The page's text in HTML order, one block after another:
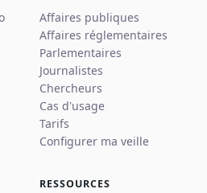
Affaires publiques
Affaires réglementaires
Parlementaires
Journalistes
Chercheurs
Cas d'usage
Tarifs
Configurer ma veille
RESSOURCES